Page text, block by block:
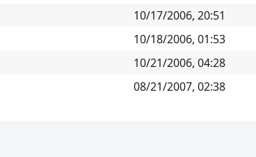
10/17/2006, 20:51
10/18/2006, 01:53
10/21/2006, 04:28
08/21/2007, 02:38